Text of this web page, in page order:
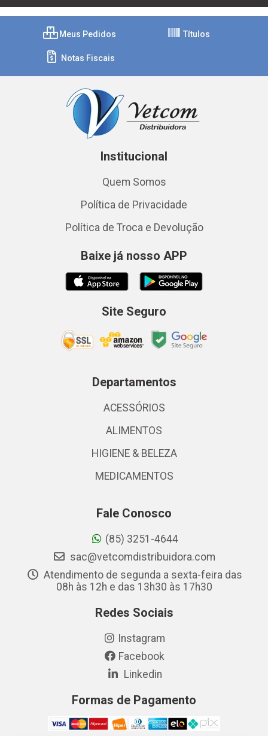
Meus Pedidos Títulos
Notas Fiscais
Institucional
Quem Somos
Política de Privacidade
Política de Troca e Devolução
Baixe já nosso APP
Site Seguro
Departamentos
ACESSÓRIOS
ALIMENTOS
HIGIENE & BELEZA
MEDICAMENTOS
Fale Conosco
(85) 3251-4644
sac@vetcomdistribuidora.com
Atendimento de segunda a sexta-feira das
08h às 12h e das 13h30 às 17h30
Redes Sociais
Instagram
Facebook
Linkedin
Formas de Pagamento